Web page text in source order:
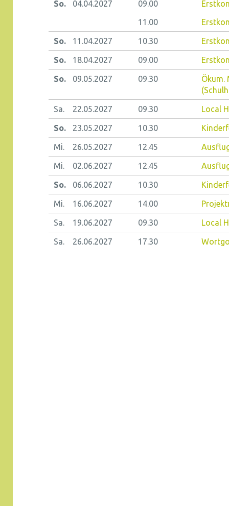
So. 04.04.2027 09.00
11.00
So. 11.04.2027 10.30
So. 18.04.2027 09.00
So. 09.05.2027 09.30
Ökum.
Sa. 22.05.2027 09.30 Local
So. 23.05.2027 10.30
Mi. 26.05.2027 12.45
Mi. 02.06.2027 12.45
So. 06.06.2027 10.30
Mi. 16.06.2027 14.00
Sa. 19.06.2027 09.30 Local
Sa. 26.06.2027 17.30